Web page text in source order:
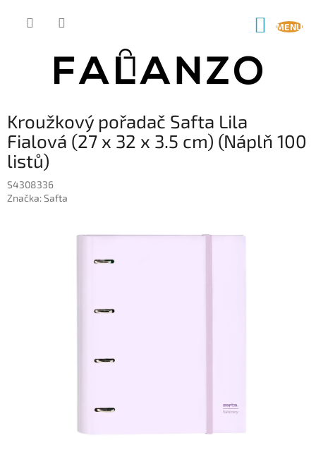
Kroužkový pořadač Safta Lila
Fialová (27 x 32 x 3.5 cm) (Náplň 100
listů)
S4308336
Značka:Safta